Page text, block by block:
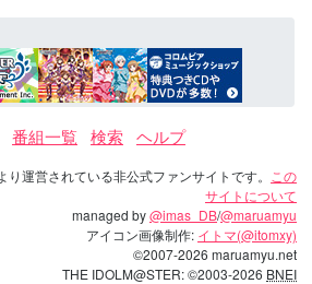
番組一覧 検索 ヘルプ
り運営されている非公式ファンサイトです。
この
サイトについて
managed by@imas_DB/@maruamyu
アイコン画像制作: イトマ(@itomxy)
©2007-2026 maruamyu.net
THE IDOLM@STER: ©2003-2026 BNEI